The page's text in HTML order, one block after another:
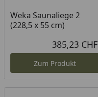
Weka Saunaliege 2
(228,5 x 55 cm)
385,23 CHF
Zum Produkt